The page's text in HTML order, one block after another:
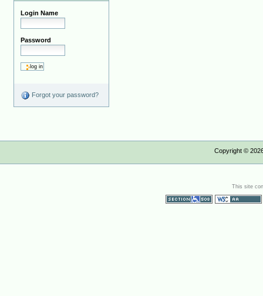
Login Name
Password
Forgot your password?
Copyright ©
This site